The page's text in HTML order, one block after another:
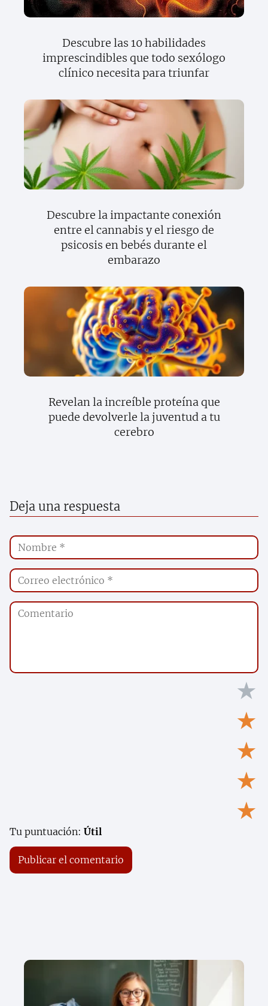
Descubre las 10 habilidades
imprescindibles que todo sexólogo
clínico necesita para triunfar
Descubre la impactante conexión
entre el cannabis y el riesgo de
psicosis en bebés durante el
embarazo
Revelan la increíble proteína que
puede devolverle la juventud a tu
cerebro
Deja una respuesta
★
★
★
★
★
Tu puntuación: Útil